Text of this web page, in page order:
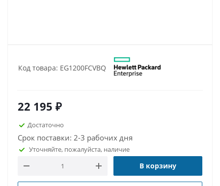
Код товара: EG1200FCVBQ
22 195 ₽
Достаточно
Срок поставки: 2-3 рабочих дня
Уточняйте, пожалуйста, наличие
В корзину